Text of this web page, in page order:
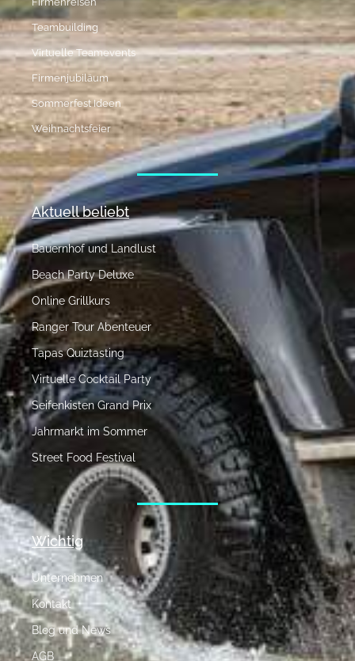
Teambuilding
Virtuelle Teamevents
Firmenjubiläum
Sommerfest Ideen
Weihnachtsfeier
Aktuell beliebt
Bauernhof und Landlust
Beach Party Deluxe
Online Grillkurs
Ranger Tour Abenteuer
Tapas Quiztasting
Virtuelle Cocktail Party
Seifenkisten Grand Prix
Jahrmarkt im Sommer
Street Food Festival
Wichtig
Unternehmen
Kontakt
Blog und News
AGB